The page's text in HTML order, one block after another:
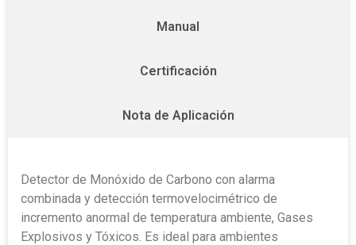
Manual
Certificación
Nota de Aplicación
Detector de Monóxido de Carbono con alarma
combinada y detección termovelocimétrico de
incremento anormal de temperatura ambiente, Gases
Explosivos y Tóxicos. Es ideal para ambientes